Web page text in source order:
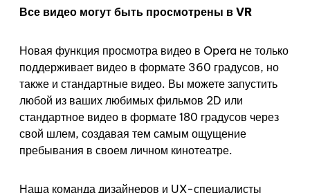
Все видео могут быть просмотрены в VR
Новая функция просмотра видео в Opera не только
поддерживает видео в формате 360 градусов, но
также и стандартные видео. Вы можете запустить
любой из ваших любимых фильмов 2D или
стандартное видео в формате 180 градусов через
свой шлем, создавая тем самым ощущение
пребывания в своем личном кинотеатре.
Наша команда дизайнеров и UX-специалисты